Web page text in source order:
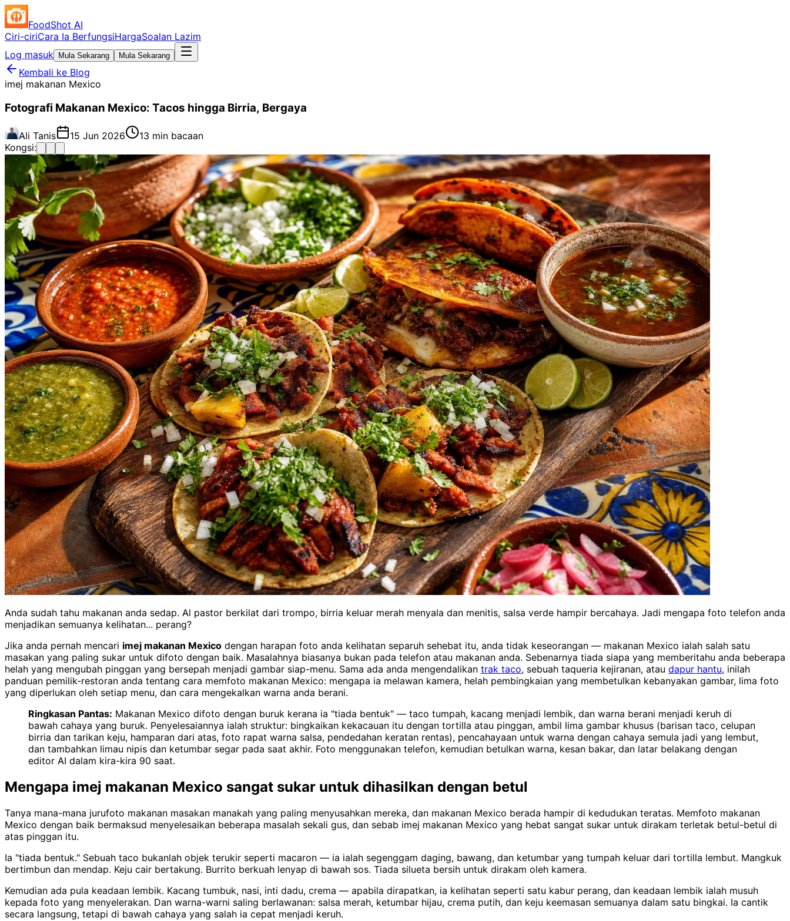
FoodShot AI
Ciri-ciriCara Ia BerfungsiHargaSoalan Lazim
Log masuk
Mula Sekarang Mula Sekarang
Kembali ke Blog
imej makanan Mexico
Fotografi Makanan Mexico: Tacos hingga Birria, Bergaya
Ali Tanis 15 Jun 2026
13 min bacaan
Kongsi:
Anda sudah tahu makanan anda sedap. Al pastor berkilat dari trompo, birria keluar merah menyala dan menitis, salsa verde hampir bercahaya. Jadi mengapa foto telefon anda
menjadikan semuanya kelihatan... perang?
Jika anda pernah mencari imej makanan Mexico dengan harapan foto anda kelihatan separuh sehebat itu, anda tidak keseorangan — makanan Mexico ialah salah satu
masakan yang paling sukar untuk difoto dengan baik. Masalahnya biasanya bukan pada telefon atau makanan anda. Sebenarnya tiada siapa yang memberitahu anda beberapa
helah yang mengubah pinggan yang bersepah menjadi gambar siap-menu. Sama ada anda mengendalikan trak taco, sebuah taqueria kejiranan, atau dapur hantu, inilah
panduan pemilik-restoran anda tentang cara memfoto makanan Mexico: mengapa ia melawan kamera, helah pembingkaian yang membetulkan kebanyakan gambar, lima foto
yang diperlukan oleh setiap menu, dan cara mengekalkan warna anda berani.
Ringkasan Pantas: Makanan Mexico difoto dengan buruk kerana ia "tiada bentuk" — taco tumpah, kacang menjadi lembik, dan warna berani menjadi keruh di
bawah cahaya yang buruk. Penyelesaiannya ialah struktur: bingkaikan kekacauan itu dengan tortilla atau pinggan, ambil lima gambar khusus (barisan taco, celupan
birria dan tarikan keju, hamparan dari atas, foto rapat warna salsa, pendedahan keratan rentas), pencahayaan untuk warna dengan cahaya semula jadi yang lembut,
dan tambahkan limau nipis dan ketumbar segar pada saat akhir. Foto menggunakan telefon, kemudian betulkan warna, kesan bakar, dan latar belakang dengan
editor AI dalam kira-kira 90 saat.
Mengapa imej makanan Mexico sangat sukar untuk dihasilkan dengan betul
Tanya mana-mana jurufoto makanan masakan manakah yang paling menyusahkan mereka, dan makanan Mexico berada hampir di kedudukan teratas. Memfoto makanan
Mexico dengan baik bermaksud menyelesaikan beberapa masalah sekali gus, dan sebab imej makanan Mexico yang hebat sangat sukar untuk dirakam terletak betul-betul di
atas pinggan itu.
Ia "tiada bentuk." Sebuah taco bukanlah objek terukir seperti macaron — ia ialah segenggam daging, bawang, dan ketumbar yang tumpah keluar dari tortilla lembut. Mangkuk
bertimbun dan mendap. Keju cair bertakung. Burrito berkuah lenyap di bawah sos. Tiada silueta bersih untuk dirakam oleh kamera.
Kemudian ada pula keadaan lembik. Kacang tumbuk, nasi, inti dadu, crema — apabila dirapatkan, ia kelihatan seperti satu kabur perang, dan keadaan lembik ialah musuh
kepada foto yang menyelerakan. Dan warna-warni saling berlawanan: salsa merah, ketumbar hijau, crema putih, dan keju keemasan semuanya dalam satu bingkai. Ia cantik
secara langsung, tetapi di bawah cahaya yang salah ia cepat menjadi keruh.